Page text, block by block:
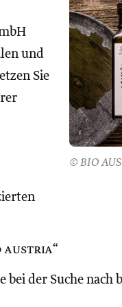
© BIO
und
Sie
austria“
der Suche nach